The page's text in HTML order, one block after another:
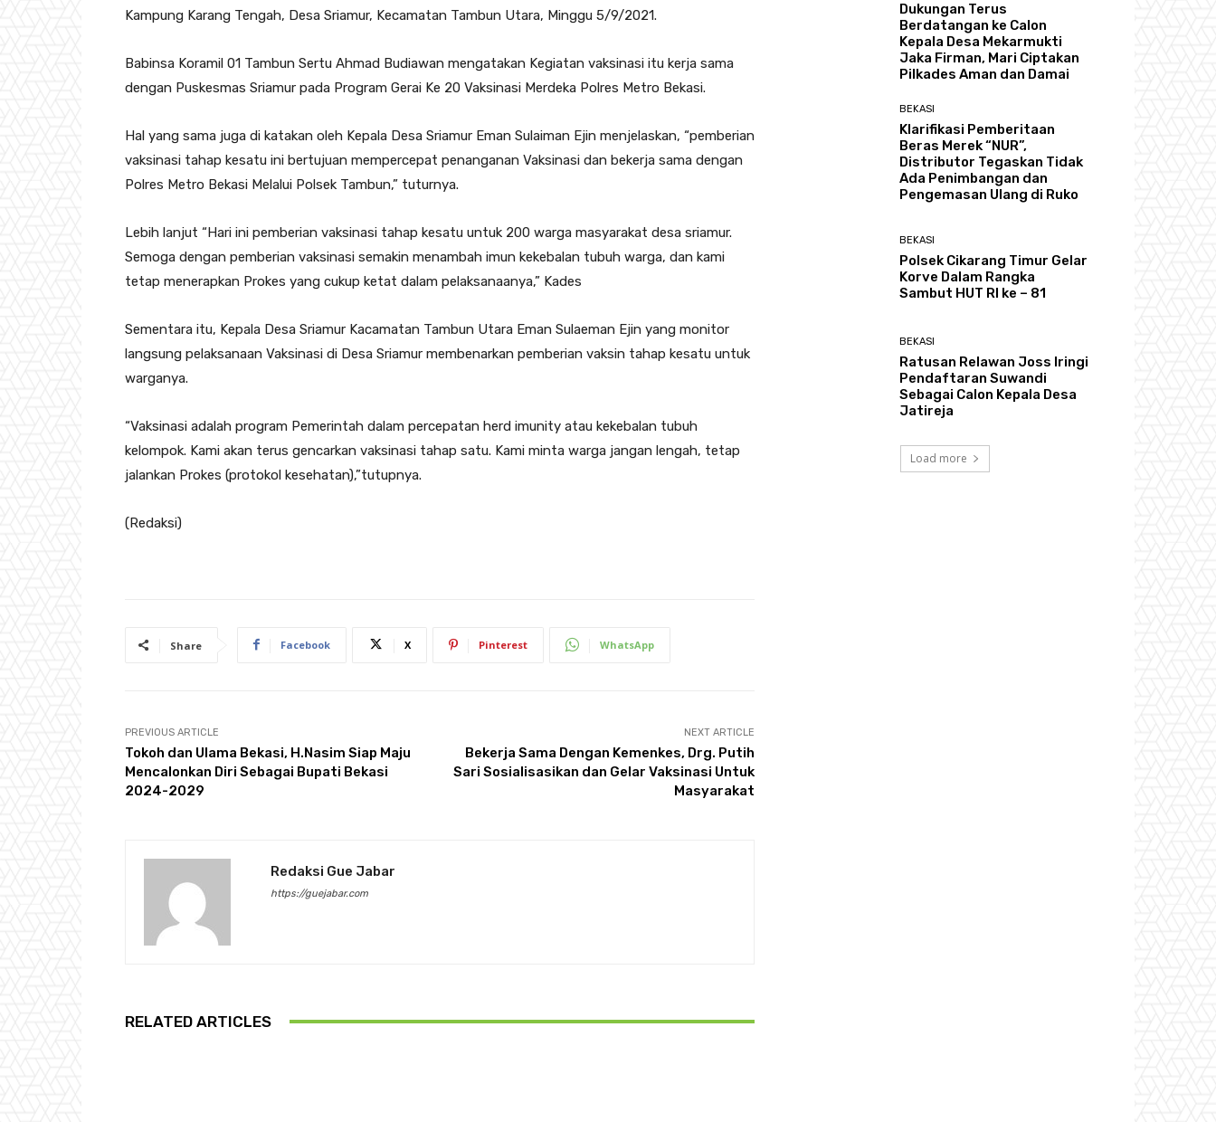
Kampung Karang Tengah, Desa Sriamur, Kecamatan Tambun Utara, Minggu 5/9/2021.
Babinsa Koramil 01 Tambun Sertu Ahmad Budiawan mengatakan Kegiatan vaksinasi itu kerja sama
dengan Puskesmas Sriamur pada Program Gerai Ke 20 Vaksinasi Merdeka Polres Metro Bekasi.
Hal yang sama juga di katakan oleh Kepala Desa Sriamur Eman Sulaiman Ejin menjelaskan, “pemberian
vaksinasi tahap kesatu ini bertujuan mempercepat penanganan Vaksinasi dan bekerja sama dengan
Polres Metro Bekasi Melalui Polsek Tambun,” tuturnya.
Lebih lanjut “Hari ini pemberian vaksinasi tahap kesatu untuk 200 warga masyarakat desa sriamur.
Semoga dengan pemberian vaksinasi semakin menambah imun kekebalan tubuh warga, dan kami
tetap menerapkan Prokes yang cukup ketat dalam pelaksanaanya,” Kades
Sementara itu, Kepala Desa Sriamur Kacamatan Tambun Utara Eman Sulaeman Ejin yang monitor
langsung pelaksanaan Vaksinasi di Desa Sriamur membenarkan pemberian vaksin tahap kesatu untuk
warganya.
“Vaksinasi adalah program Pemerintah dalam percepatan herd imunity atau kekebalan tubuh
kelompok. Kami akan terus gencarkan vaksinasi tahap satu. Kami minta warga jangan lengah, tetap
jalankan Prokes (protokol kesehatan),”tutupnya.
(Redaksi)
Share Facebook X Pinterest WhatsApp
PREVIOUS ARTICLE
Tokoh dan Ulama Bekasi, H.Nasim Siap Maju
Mencalonkan Diri Sebagai Bupati Bekasi
2024-2029
NEXT ARTICLE
Bekerja Sama Dengan Kemenkes, Drg. Putih
Sari Sosialisasikan dan Gelar Vaksinasi Untuk
Masyarakat
Redaksi Gue Jabar
https://guejabar.com
RELATED ARTICLES
Dukungan Terus
Berdatangan ke Calon
Kepala Desa Mekarmukti
Jaka Firman, Mari Ciptakan
Pilkades Aman dan Damai
BEKASI
Klarifikasi Pemberitaan
Beras Merek “NUR”,
Distributor Tegaskan Tidak
Ada Penimbangan dan
Pengemasan Ulang di Ruko
BEKASI
Polsek Cikarang Timur Gelar
Korve Dalam Rangka
Sambut HUT RI ke – 81
BEKASI
Ratusan Relawan Joss Iringi
Pendaftaran Suwandi
Sebagai Calon Kepala Desa
Jatireja
Load more